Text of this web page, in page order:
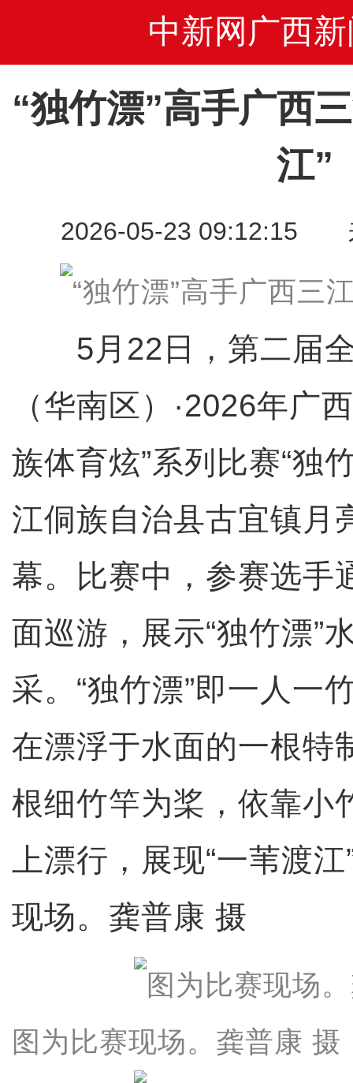
中新网广西新
“独竹漂”高手广西
江”
2026-05-23 09:12:15
5月22日，第二届全
（华南区）·2026年广
族体育炫”系列比赛“独
江侗族自治县古宜镇月
幕。比赛中，参赛选手
面巡游，展示“独竹漂”
采。“独竹漂”即一人一
在漂浮于水面的一根特
根细竹竿为桨，依靠小
上漂行，展现“一苇渡
现场。龚普康 摄
图为比赛现场。龚普康 摄